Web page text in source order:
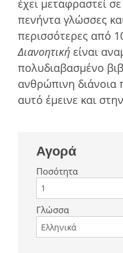
έχει µεταφραστεί
πενήντα γλώσσες
περισσότερες από
Διανοητική είναι
πολυδιαβασµένο
ανθρώπινη διάνοια
αυτό έµεινε και
Αγορά
Ποσότητα
Γλώσσα